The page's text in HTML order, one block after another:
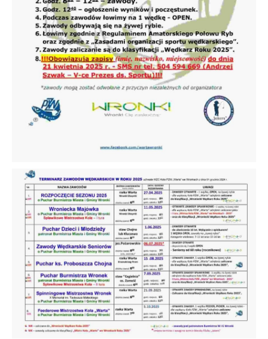
treści w postaci wiadomości, ofert,
komunikatów mediów społecznościowych.